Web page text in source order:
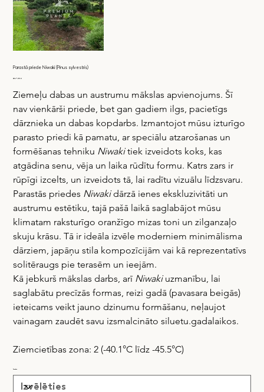
Parastā priede Niwaki (Pinus sylvestris)
Cena
2849,00 €
Ziemeļu dabas un austrumu mākslas apvienojums. Šī
nav vienkārši priede, bet gan gadiem ilgs, pacietīgs
dārznieka un dabas kopdarbs. Izmantojot mūsu izturīgo
parasto priedi kā pamatu, ar speciālu atzarošanas un
formēšanas tehniku Niwaki tiek izveidots koks, kas
atgādina senu, vēja un laika rūdītu formu. Katrs zars ir
rūpīgi izcelts, un izveidots tā, lai radītu vizuālu līdzsvaru.
Parastās priedes Niwaki dārzā ienes ekskluzivitāti un
austrumu estētiku, tajā pašā laikā saglabājot mūsu
klimatam raksturīgo oranžīgo mizas toni un zilganzaļo
skuju krāsu. Tā ir ideāla izvēle moderniem minimālisma
dārziem, japāņu stila kompozīcijām vai kā reprezentatīvs
solitēraugs pie terasēm un ieejām.
Kā jebkurš mākslas darbs, arī Niwaki uzmanību, lai
saglabātu precīzās formas, reizi gadā (pavasara beigās)
ieteicams veikt jauno dzinumu formāšanu, neļaujot
vainagam zaudēt savu izsmalcināto siluetu.gadalaikos.
Ziemcietības zona: 2 (-40.1°C līdz -45.5°C)
Izmērs